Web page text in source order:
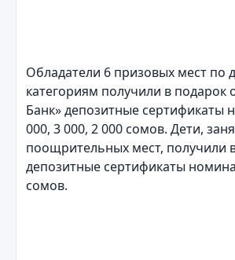
Обладатели 6 призовых мест по
категориям получили в
Банк» депозитные сертификаты
000, 3 000, 2 000 сомов. Дети,
поощрительных мест, получили
депозитные сертификаты
сомов.